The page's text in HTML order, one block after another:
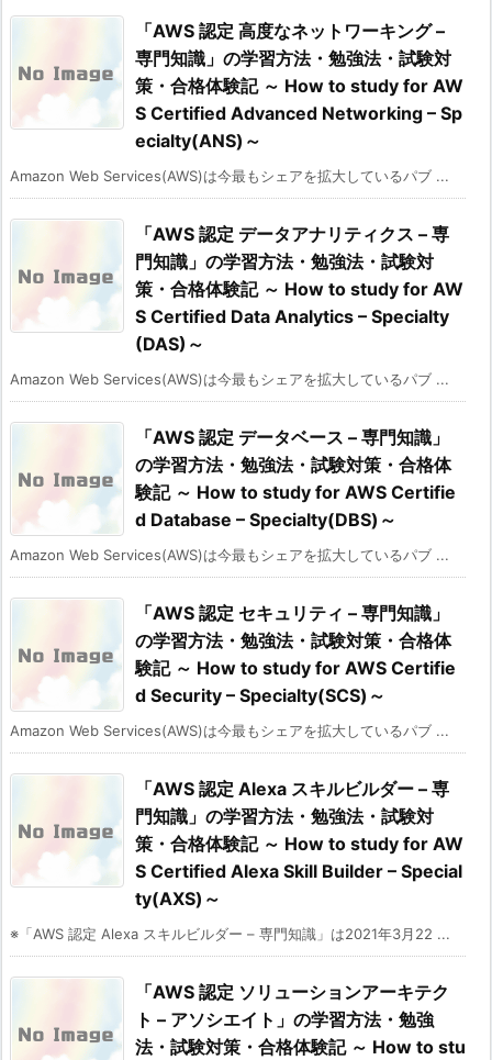
「AWS 認定 高度なネットワーキング –
専門知識」の学習方法・勉強法・試験対
策・合格体験記 ～ How to study for AW
S Certified Advanced Networking – Sp
ecialty(ANS)～
Amazon Web Services(AWS)は今最もシェアを拡大しているパブ ...
「AWS 認定 データアナリティクス – 専
門知識」の学習方法・勉強法・試験対
策・合格体験記 ～ How to study for AW
S Certified Data Analytics – Specialty
(DAS)～
Amazon Web Services(AWS)は今最もシェアを拡大しているパブ ...
「AWS 認定 データベース – 専門知識」
の学習方法・勉強法・試験対策・合格体
験記 ～ How to study for AWS Certifie
d Database – Specialty(DBS)～
Amazon Web Services(AWS)は今最もシェアを拡大しているパブ ...
「AWS 認定 セキュリティ – 専門知識」
の学習方法・勉強法・試験対策・合格体
験記 ～ How to study for AWS Certifie
d Security – Specialty(SCS)～
Amazon Web Services(AWS)は今最もシェアを拡大しているパブ ...
「AWS 認定 Alexa スキルビルダー – 専
門知識」の学習方法・勉強法・試験対
策・合格体験記 ～ How to study for AW
S Certified Alexa Skill Builder – Special
ty(AXS)～
※「AWS 認定 Alexa スキルビルダー – 専門知識」は2021年3月22 ...
「AWS 認定 ソリューションアーキテク
ト – アソシエイト」の学習方法・勉強
法・試験対策・合格体験記 ～ How to stu